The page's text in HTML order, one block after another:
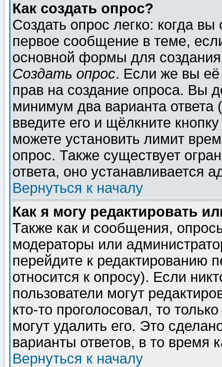
Как создать опрос?
Создать опрос легко: когда
первое сообщение в теме,
основной формы для
Создать опрос. Если же вы её
прав на создание опроса. Вы
минимум два варианта ответа
введите его и щёлкните
можете установить лимит
опрос. Также существует
ответа, оно устанавливается
Вернуться к началу
Как я могу редактировать
Также как и сообщения,
модераторы или
перейдите к редактированию
относится к опросу). Если
пользователи могут
кто-то проголосовал, то
могут удалить его. Это
варианты ответов, в то время
Вернуться к началу